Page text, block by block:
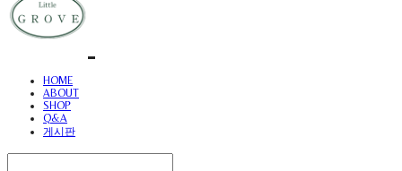
HOME
ABOUT
SHOP
Q&A
게시판